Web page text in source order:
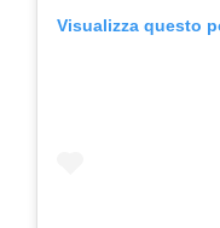
Visualizza questo